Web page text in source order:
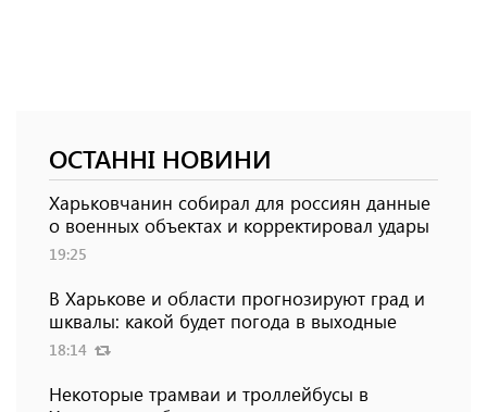
ОСТАННІ НОВИНИ
Харьковчанин собирал для россиян данные
о военных объектах и ​​корректировал удары
19:25
В Харькове и области прогнозируют град и
шквалы: какой будет погода в выходные
18:14
Некоторые трамваи и троллейбусы в